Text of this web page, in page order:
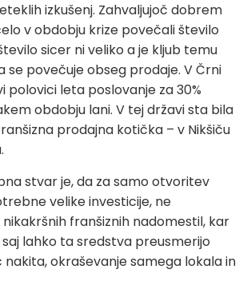
izkušenj. Zahvaljujoč dobrem
v obdobju krize povečali število
sicer ni veliko a je kljub temu
se povečuje obseg prodaje. V Črni
polovici leta poslovanje za 30%
obdobju lani. V tej državi sta bila
prodajna kotička – v Nikšiču
stvar je, da za samo otvoritev
velike investicije, ne
franšiznih nadomestil, kar
lahko ta sredstva preusmerijo
okraševanje samega lokala in